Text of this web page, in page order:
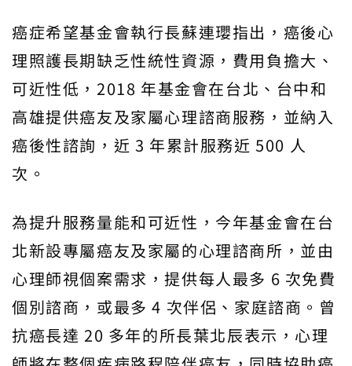
癌症希望基金會執行長蘇連瓔指出，癌後心
理照護長期缺乏性統性資源，費用負擔大、
可近性低，2018 年基金會在台北、台中和
高雄提供癌友及家屬心理諮商服務，並納入
癌後性諮詢，近 3 年累計服務近 500 人
次。
為提升服務量能和可近性，今年基金會在台
北新設專屬癌友及家屬的心理諮商所，並由
心理師視個案需求，提供每人最多 6 次免費
個別諮商，或最多 4 次伴侶、家庭諮商。曾
抗癌長達 20 多年的所長葉北辰表示，心理